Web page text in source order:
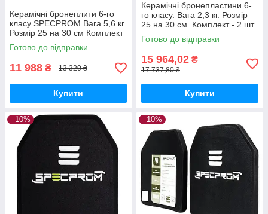
Керамічні бронеплити 6-го
класу SPECPROM Вага 5,6 кг
Розмір 25 на 30 см Комплект
- 2 шт Чорний 25x30 6 клас
Готово до відправки
11 988 ₴ 13 320 ₴
Купити
Керамічні бронепластини 6-
го класу. Вага 2,3 кг. Розмір
25 на 30 см. Комплект - 2 шт.
Готово до відправки
15 964,02 ₴
17 737,80 ₴
Купити
–10% –10%